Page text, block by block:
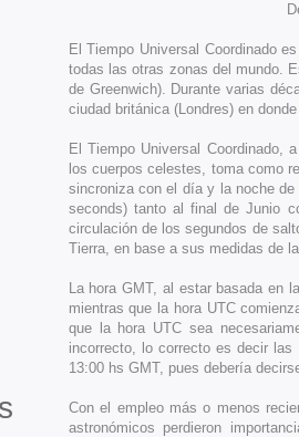
El Tiempo Universal Coordinado
todas las otras zonas del mundo.
de Greenwich). Durante varias
ciudad británica (Londres) en
El Tiempo Universal Coordinado,
los cuerpos celestes, toma como
sincroniza con el día y la noche
seconds) tanto al final de Junio
circulación de los segundos de
Tierra, en base a sus medidas de
La hora GMT, al estar basada en
mientras que la hora UTC
que la hora UTC sea
incorrecto, lo correcto es decir
13:00 hs GMT, pues debería
Con el empleo más o menos
astronómicos perdieron